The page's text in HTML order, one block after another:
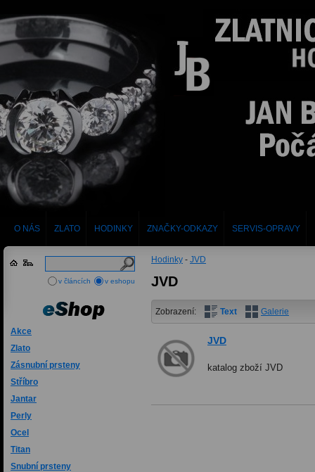
O NÁS ZLATO HODINKY ZNAČKY-ODKAZY SERVIS-OPRAVY
Akce
Zlato
Zásnubní prsteny
Stříbro
Jantar
Perly
Ocel
Titan
Snubní prsteny
Hodinky - JVD
JVD
Zobrazení: Text Galerie
JVD
katalog zboží JVD
v článcích v eshopu